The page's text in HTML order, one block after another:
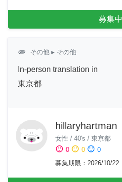
募集中
attachment その他 ▸ その他
In-person translation in
東京都
hillaryhartman
女性 / 40's / 東京都
sentiment_satisfied 0 sentiment_neutral 0 sentiment_dissatisfied 0
募集期限 ： 2026/10/22